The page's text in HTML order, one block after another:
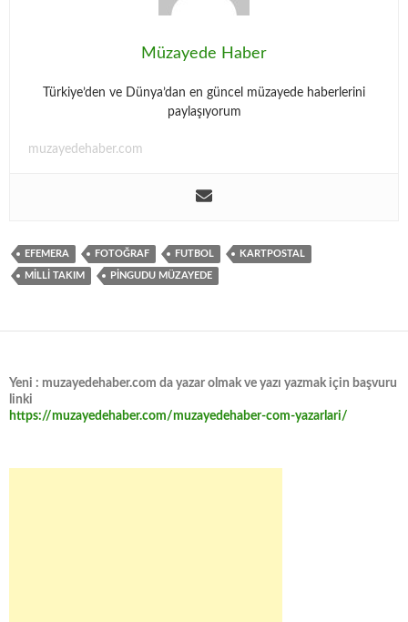
Müzayede Haber
Türkiye’den ve Dünya’dan en güncel müzayede haberlerini
paylaşıyorum
muzayedehaber.com
EFEMERA FOTOĞRAF FUTBOL KARTPOSTAL
MILLI TAKIM PINGUDU MÜZAYEDE
Yeni : muzayedehaber.com da yazar olmak ve yazı yazmak için başvuru
linki
https://muzayedehaber.com/muzayedehaber-com-yazarlari/